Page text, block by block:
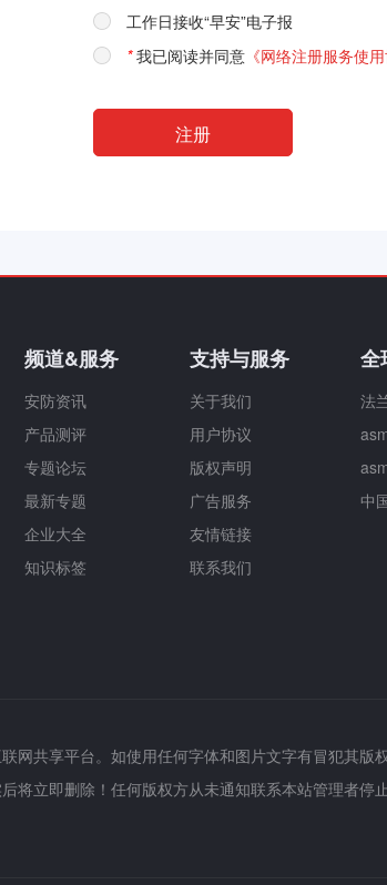
工作日接收“早安”电子报
*我已阅读并同意 《网络注册服务使用
频道&服务
安防资讯
产品测评
专题论坛
最新专题
企业大全
知识标签
支持与服务
关于我们
用户协议
版权声明
广告服务
友情链接
联系我们
全
法
中
网共享平台。如使用任何字体和图片文字有冒犯其
将立即删除！任何版权方从未通知联系本站管理者